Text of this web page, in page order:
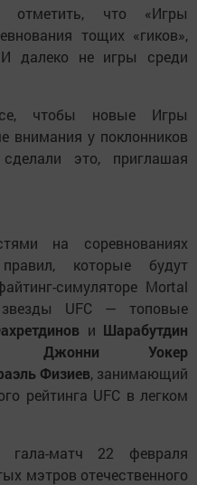
что «Игры
тощих «гиков»,
И далеко не игры среди
чтобы новые Игры
внимания у поклонников
это, приглашая
на соревнованиях
которые будут
симуляторе Mortal
UFC — топовые
и Шарабутдин
Джонни Уокер
Физиев, занимающий
рейтинга UFC в легком
гала-матч 22 февраля
мэтров отечественного